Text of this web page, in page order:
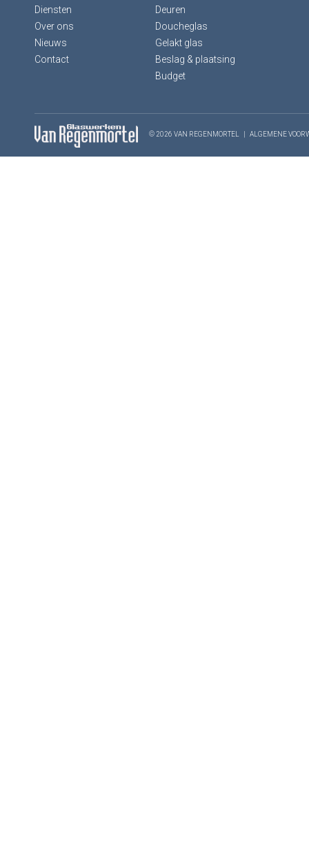
Diensten
Over ons
Nieuws
Contact
Deuren
Doucheglas
Gelakt glas
Beslag & plaatsing
Budget
© 2026 VAN REGENMORTEL ALGEMENE